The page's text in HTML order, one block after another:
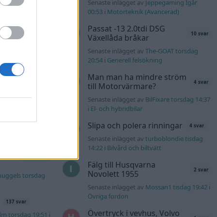
torsdag 23:25
2559 svar
torsdag
137 svar
torsdag 19:51 i
Senaste inlägget av Jeppegaming Igår
00:53i Motorteknik (Avancerad)
Passat -13 2.0tdi DSG
Växellåda bråkar
10 svar
Senaste inlägget av The-GOAT torsdag
20:54i Generell felsökning
Man man ha mindre ström
till Motorvärmare?
4 svar
Senaste inlägget av BilFixare torsdag 14:37
i El- och hybridbilar
Slipa och polera rinningar 4 svar
Senaste inlägget av turboblondie tisdag
14:22i Bilvård och biltvätt
Fälg till Husqvarna
Novolett 1955
2 svar
Senaste inlägget av Mossan1 tisdag 19:42i
Övriga fordon
Övertryck i vevhus, Volvo